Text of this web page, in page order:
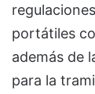
portátiles
además de
para la